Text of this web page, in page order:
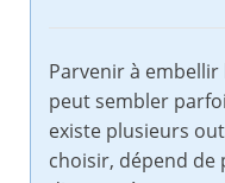
Parvenir à
peut sembler
existe plusieurs
choisir, dépend